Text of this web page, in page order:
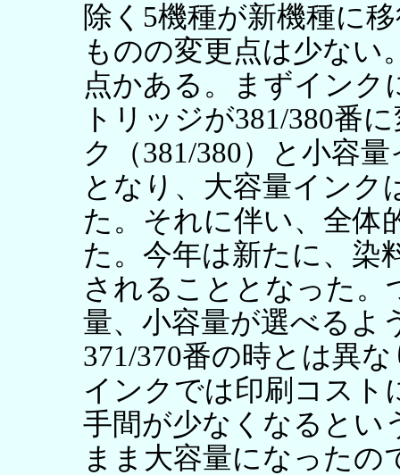
除く5機種が新機種に
ものの変更点は少ない
点かある。まずインク
トリッジが381/380番
ク（381/380）と小容
となり、大容量インク
た。それに伴い、全体
た。今年は新たに、染
されることとなった。
量、小容量が選べるよ
371/370番の時とは異
インクでは印刷コスト
手間が少なくなるとい
まま大容量になったの